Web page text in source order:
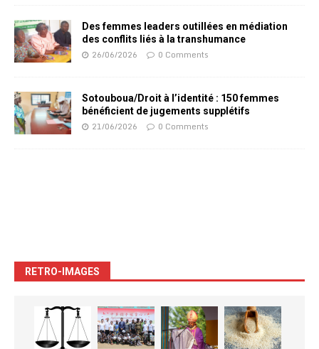
Des femmes leaders outillées en médiation
des conflits liés à la transhumance
26/06/2026 0 Comments
Sotouboua/Droit à l’identité : 150 femmes
bénéficient de jugements supplétifs
21/06/2026 0 Comments
RETRO-IMAGES